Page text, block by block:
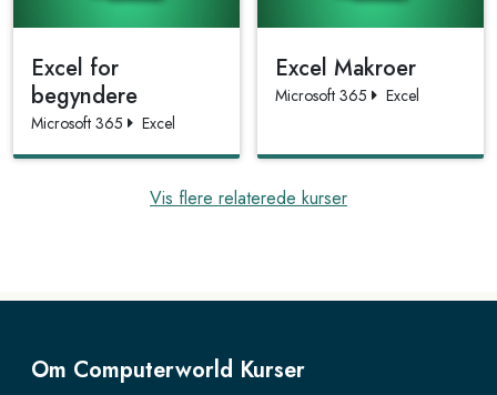
Excel for
begyndere
Microsoft 365 Excel
Excel Makroer
Microsoft 365 Excel
Vis flere relaterede kurser
Om Computerworld Kurser